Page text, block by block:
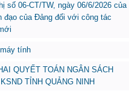
số 06-CT/TW, ngày 06/6/2026 của
của Đảng đối với công tác
tính
QUYẾT TOÁN NGÂN SÁCH
TỈNH QUẢNG NINH